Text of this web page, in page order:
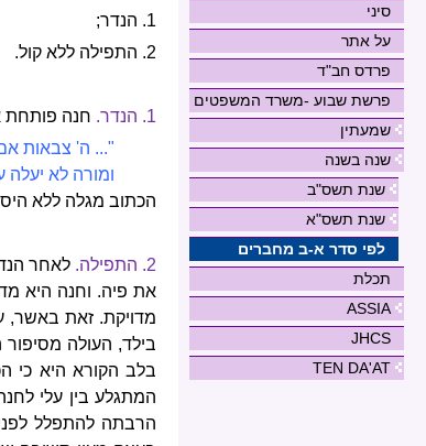
סיני
על אתר
פרדס חב"ד
פרשת שבוע -משרד המשפטים
שמעתין
שנה בשנה
שנת תשס"ב
שנת תשס"א
לפי סדר א-ב מחברים
תכלת
ASSIA
JHCS
TEN DA'AT
1. הנדר;
2. התפילה ללא קול.
1. הנדר.
חנה פותחת
"... ה' צבאות
ומורה לא יעלה
הכתוב מגלה ללא
2. התפילה.
לאחר
את פיה. וחנה היא
מדויקת. זאת באשר,
בילד, העולה מסיפור
בלב הקורא היא כי
המתגלע בין עלי
הרבתה להתפלל